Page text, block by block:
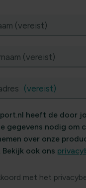
(vereist)
(vereist)
(vereist)
heeft de door
gegevens nodig om
over onze
Bekijk ook ons
met het